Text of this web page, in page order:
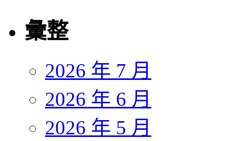
彙整
2026 年 7 月
2026 年 6 月
2026 年 5 月